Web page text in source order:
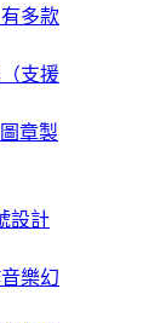
多款
支援
章製
設計
樂幻